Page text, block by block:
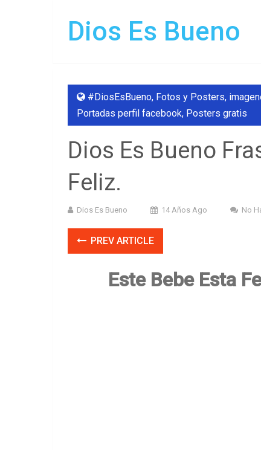
Dios Es Bueno
#DiosEsBueno, Fotos y Posters,
Portadas perfil facebook, Posters gratis
Dios Es Bueno
Feliz.
Dios Es Bueno 14 Años Ago No
PREV ARTICLE
Este Bebe Esta